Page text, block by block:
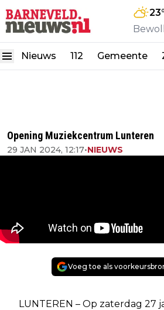
23
Nieuws 112 Gemeente
Opening Muziekcentrum Lunteren
29 JAN 2024, 12:17•NIEUWS
Voeg toe als
LUNTEREN – Op zaterdag 27